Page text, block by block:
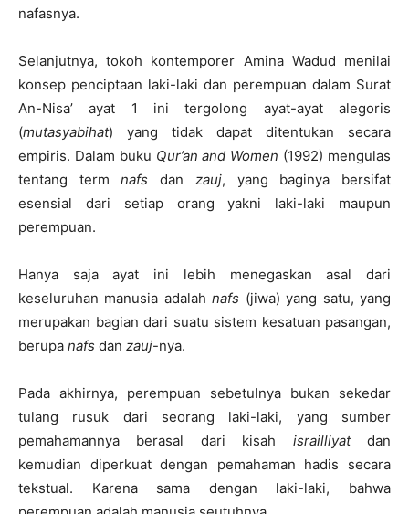
nafasnya.
Selanjutnya, tokoh kontemporer Amina Wadud menilai
konsep penciptaan laki-laki dan perempuan dalam Surat
An-Nisa’ ayat 1 ini tergolong ayat-ayat alegoris
(mutasyabihat) yang tidak dapat ditentukan secara
empiris. Dalam buku Qur’an and Women (1992) mengulas
tentang termnafsdan zauj, yang baginya bersifat
esensial dari setiap orang yakni laki-laki maupun
perempuan.
Hanya saja ayat ini lebih menegaskan asal dari
keseluruhan manusia adalahnafs (jiwa) yang satu, yang
merupakan bagian dari suatu sistem kesatuan pasangan,
berupa nafs dan zauj-nya.
Pada akhirnya, perempuan sebetulnya bukan sekedar
tulang rusuk dari seorang laki-laki, yang sumber
pemahamannya berasal dari kisah israilliyatdan
kemudian diperkuat dengan pemahaman hadis secara
tekstual. Karena sama dengan laki-laki, bahwa